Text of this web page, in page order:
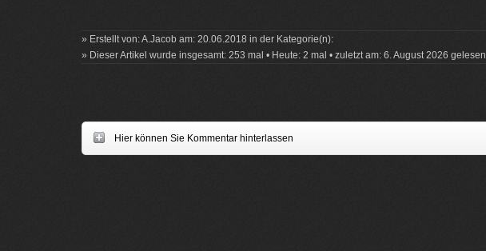
» Erstellt von: A.Jacob am: 20.06.2018 in der Kategorie(n):
» Dieser Artikel wurde insgesamt: 253 mal • Heute: 2 mal • zuletzt am: 6. August 2026 gelesen.
Hier können Sie Kommentar hinterlassen